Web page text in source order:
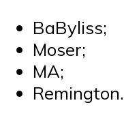
BaByliss;
Moser;
MA;
Remington.